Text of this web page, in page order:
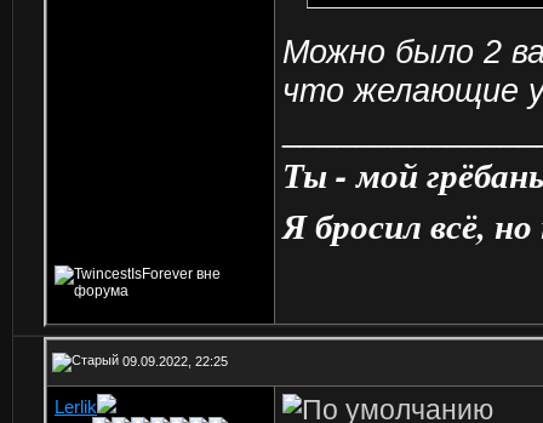
Можно было 2
что желающие
Ты - мой
Я бросил всё,
09.09.2022, 22:25
Lerlik